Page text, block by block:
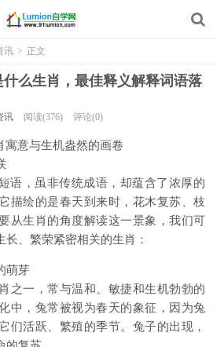
讯 > 正文
么生肖，最佳释义解释词语落
讯 阅读(376) 评论(0)
寓意与生机盎然的画卷
语，虽非传统成语，却蕴含了浓厚的
描绘的是春天到来时，花木复苏、枝
从生肖的角度解读这一景象，我们可
长、繁荣紧密相关的生肖：
萌芽
之一，常与温和、敏捷和生机勃勃的
中，兔常被视为春天的象征，因为兔
们活跃、繁殖的季节。兔子的出现，